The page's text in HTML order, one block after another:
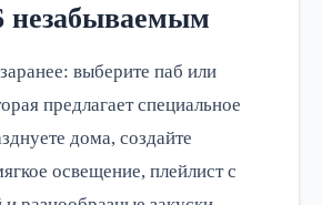
незабываемым
выберите паб или
предлагает специальное
дома, создайте
освещение, плейлист с